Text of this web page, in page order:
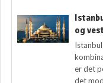
og
er det
det